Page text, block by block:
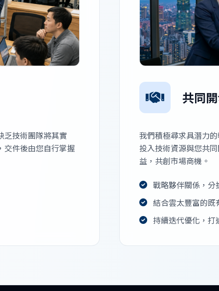
乏技術團隊將其實
交件後由您自行掌握
共同
我們積極尋求具潛力
投入技術資源與您共
益，共創市場商機。
戰略夥伴關係，分
結合雲太豐富的既
持續迭代優化，打